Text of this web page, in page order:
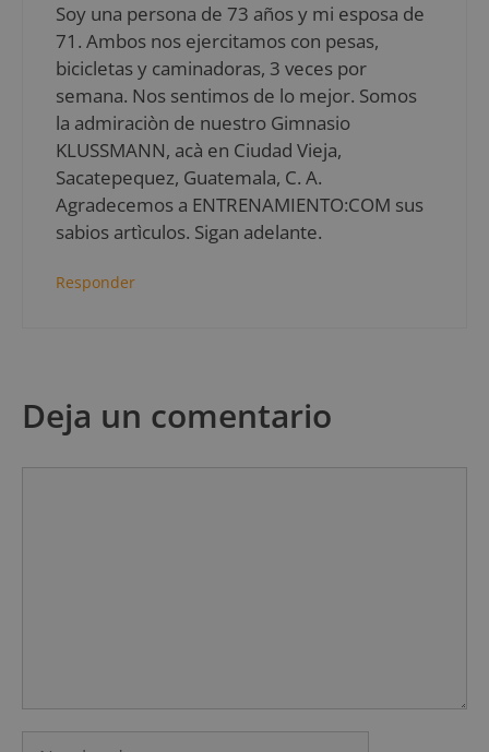
Soy una persona de 73 años y mi esposa de
71. Ambos nos ejercitamos con pesas,
bicicletas y caminadoras, 3 veces por
semana. Nos sentimos de lo mejor. Somos
la admiraciòn de nuestro Gimnasio
KLUSSMANN, acà en Ciudad Vieja,
Sacatepequez, Guatemala, C. A.
Agradecemos a ENTRENAMIENTO:COM sus
sabios artìculos. Sigan adelante.
Responder
Deja un comentario